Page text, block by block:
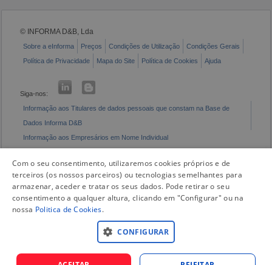
© INFORMA D&B, Lda
Sobre a eInforma Preços Condições de Utilização
Condições Gerais
Política de Privacidade
Mapa do Site Política de Cookies Ajuda
Siga-nos:
Informação aos Titulares de dados pessoais que constam na Base de
Dados Informa D&B
Informação aos Empresários em Nome Individual
Com o seu consentimento, utilizaremos cookies próprios e de
terceiros (os nossos parceiros) ou tecnologias semelhantes para
armazenar, aceder e tratar os seus dados. Pode retirar o seu
consentimento a qualquer altura, clicando em "Configurar" ou na
nossa Politica de Cookies.
CONFIGURAR